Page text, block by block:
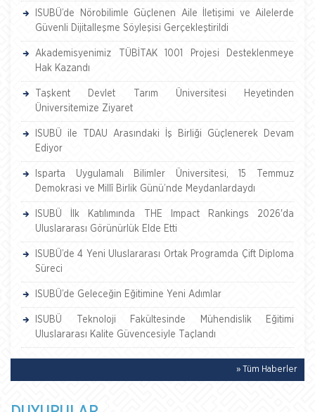
ISUBÜ’de Nörobilimle Güçlenen Aile İletişimi ve Ailelerde
Güvenli Dijitalleşme Söyleşisi Gerçekleştirildi
Akademisyenimiz TÜBİTAK 1001 Projesi Desteklenmeye
Hak Kazandı
Taşkent Devlet Tarım Üniversitesi Heyetinden
Üniversitemize Ziyaret
ISUBÜ ile TDAU Arasındaki İş Birliği Güçlenerek Devam
Ediyor
Isparta Uygulamalı Bilimler Üniversitesi, 15 Temmuz
Demokrasi ve Millî Birlik Günü’nde Meydanlardaydı
ISUBÜ İlk Katılımında THE Impact Rankings 2026'da
Uluslararası Görünürlük Elde Etti
ISUBÜ’de 4 Yeni Uluslararası Ortak Programda Çift Diploma
Süreci
ISUBÜ’de Geleceğin Eğitimine Yeni Adımlar
ISUBÜ Teknoloji Fakültesinde Mühendislik Eğitimi
Uluslararası Kalite Güvencesiyle Taçlandı
» Tüm Haberler